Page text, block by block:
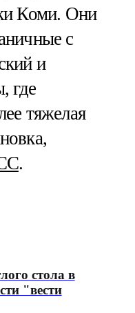
Коми. Они
с
и
где
тяжелая
.
стола в
"вести